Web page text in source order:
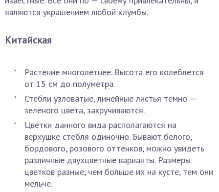
являются украшением любой клумбы.
Китайская
Растение многолетнее. Высота его колеблется
от 15 см до полуметра.
Стебли узловатые, линейные листья темно —
зеленого цвета, закручиваются.
Цветки данного вида располагаются на
верхушке стебля одиночно. Бывают белого,
бордового, розового оттенков, можно увидеть
различные двухцветные варианты. Размеры
цветков разные, чем больше их на кусте, тем они
мельче.